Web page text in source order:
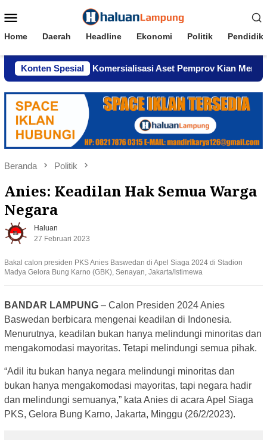
ke
Mobile
Home Daerah Headline Ekonomi Politik
Konten Spesial
Dugaan Komersialisasi Aset Pemprov Kian Menguat
Beranda Politik
Anies: Keadilan Hak Semua Warga
Negara
Haluan
27 Februari 2023
Bakal calon presiden PKS Anies Baswedan di Apel Siaga 2024 di Stadion
Madya Gelora Bung Karno (GBK), Senayan, Jakarta/Istimewa
BANDAR LAMPUNG – Calon Presiden 2024 Anies
Baswedan berbicara mengenai keadilan di Indonesia.
Menurutnya, keadilan bukan hanya melindungi minoritas dan
mengakomodasi mayoritas. Tetapi melindungi semua pihak.
“Adil itu bukan hanya negara melindungi minoritas dan
bukan hanya mengakomodasi mayoritas, tapi negara hadir
dan melindungi semuanya,” kata Anies di acara Apel Siaga
PKS, Gelora Bung Karno, Jakarta, Minggu (26/2/2023).